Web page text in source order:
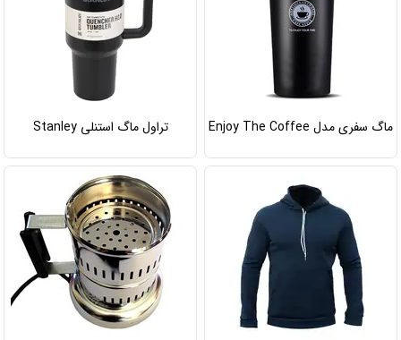
ماگ سفری مدل Enjoy The Coffee تراول ماگ استنلی Stanley